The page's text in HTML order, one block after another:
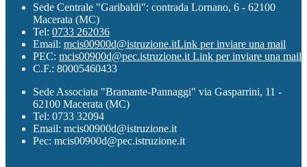
Sede Centrale "Garibaldi": contrada Lornano, 6 - 62100
Macerata (MC)
Tel: 0733 262036
Email: mcis00900d@istruzione.itLink per inviare una mail
PEC: mcis00900d@pec.istruzione.it Link per inviare una mail
C.F.: 80005460433
Sede Associata "Bramante-Pannaggi" via Gasparrini, 11 -
62100 Macerata (MC)
Tel: 0733 32094
Email: mcis00900d@istruzione.it
Pec: mcis00900d@pec.istruzione.it